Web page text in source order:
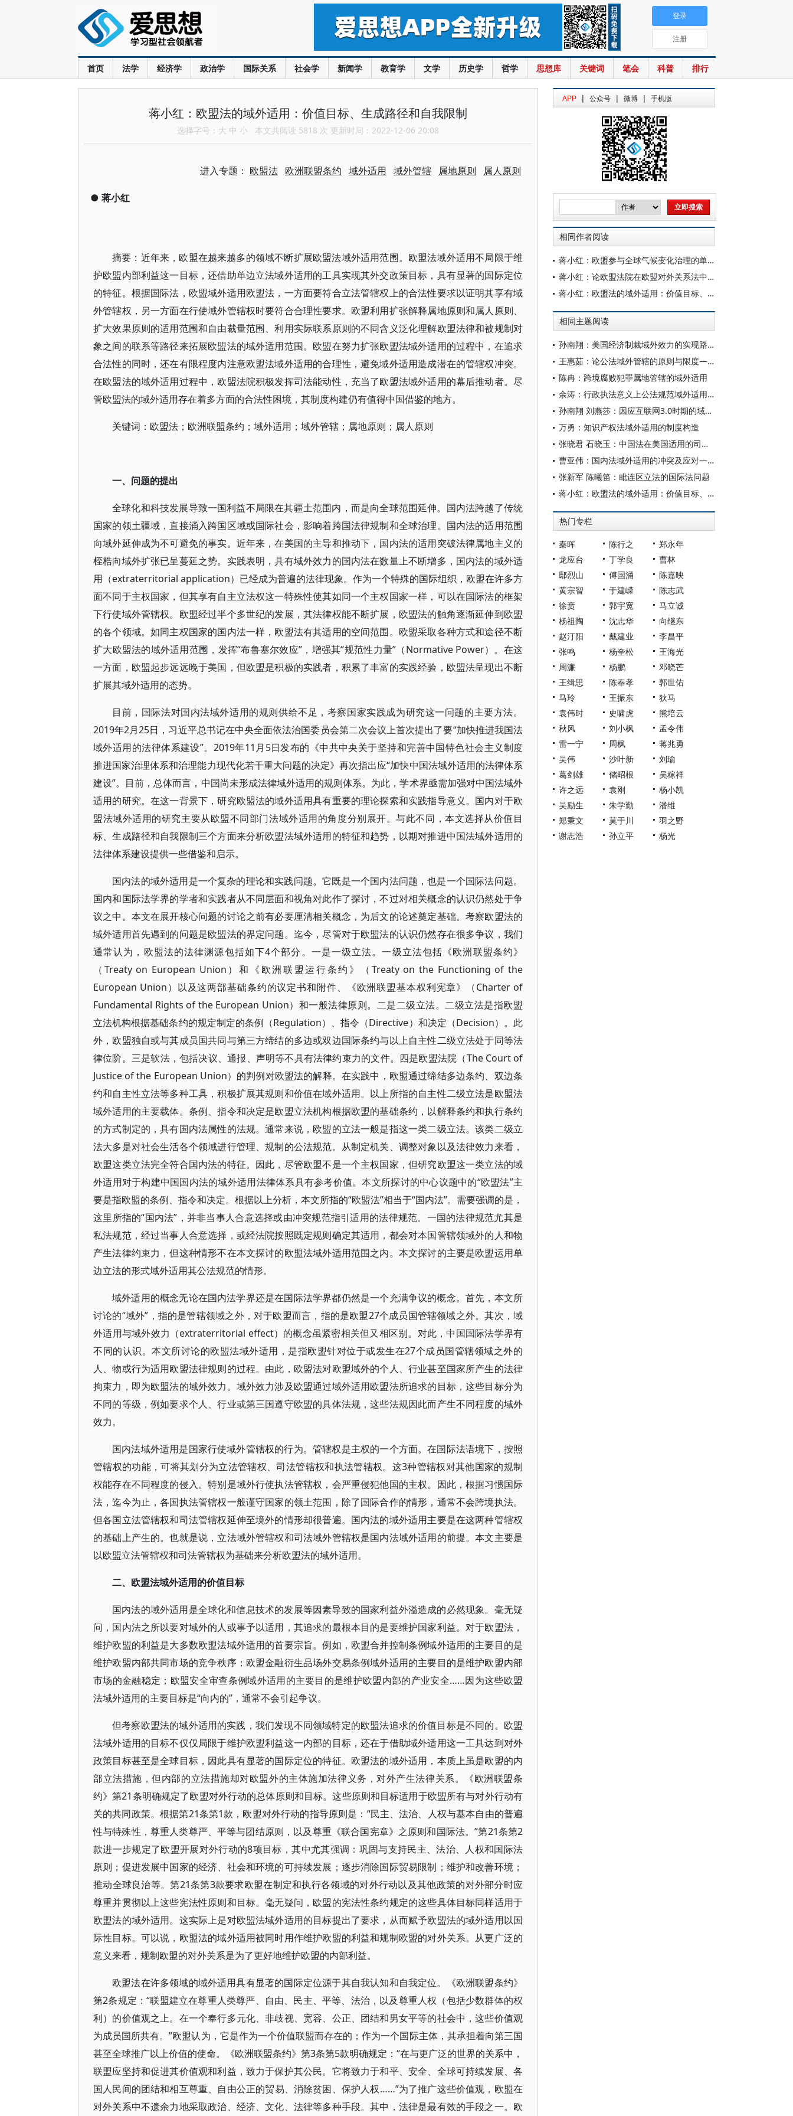
首页 法学 经济学 政治学 国际关系 社会学 新闻学 教育学 文学 历史学 哲学 思想库 关键词 笔会 科普 排行
登录
注册
蒋小红：欧盟法的域外适用：价值目标、生成路径和自我限制
选择字号： 大 中 小 本文共阅读 5818 次 更新时间：2022-12-06 20:08
进入专题： 欧盟法 欧洲联盟条约 域外适用 域外管辖 属地原则 属人原则
● 蒋小红
摘要：近年来，欧盟在越来越多的领域不断扩展欧盟法域外适用范围。欧盟法域外适用不局限于维
护欧盟内部利益这一目标，还借助单边立法域外适用的工具实现其外交政策目标，具有显著的国际定位
的特征。根据国际法，欧盟域外适用欧盟法，一方面要符合立法管辖权上的合法性要求以证明其享有域
外管辖权，另一方面在行使域外管辖权时要符合合理性要求。欧盟利用扩张解释属地原则和属人原则、
扩大效果原则的适用范围和自由裁量范围、利用实际联系原则的不同含义泛化理解欧盟法律和被规制对
象之间的联系等路径来拓展欧盟法的域外适用范围。欧盟在努力扩张欧盟法域外适用的过程中，在追求
合法性的同时，还在有限程度内注意欧盟法域外适用的合理性，避免域外适用造成潜在的管辖权冲突。
在欧盟法的域外适用过程中，欧盟法院积极发挥司法能动性，充当了欧盟法域外适用的幕后推动者。尽
管欧盟法的域外适用存在着多方面的合法性困境，其制度构建仍有值得中国借鉴的地方。
关键词：欧盟法；欧洲联盟条约；域外适用；域外管辖；属地原则；属人原则
一、问题的提出
全球化和科技发展导致一国利益不局限在其疆土范围内，而是向全球范围延伸。国内法跨越了传统
国家的领土疆域，直接涌入跨国区域或国际社会，影响着跨国法律规制和全球治理。国内法的适用范围
向域外延伸成为不可避免的事实。近年来，在美国的主导和推动下，国内法的适用突破法律属地主义的
桎梏向域外扩张已呈蔓延之势。实践表明，具有域外效力的国内法在数量上不断增多，国内法的域外适
用（extraterritorial application）已经成为普遍的法律现象。作为一个特殊的国际组织，欧盟在许多方
面不同于主权国家，但其享有自主立法权这一特殊性使其如同一个主权国家一样，可以在国际法的框架
下行使域外管辖权。欧盟经过半个多世纪的发展，其法律权能不断扩展，欧盟法的触角逐渐延伸到欧盟
的各个领域。如同主权国家的国内法一样，欧盟法有其适用的空间范围。欧盟采取各种方式和途径不断
扩大欧盟法的域外适用范围，发挥“布鲁塞尔效应”，增强其“规范性力量”（Normative Power）。在这
一方面，欧盟起步远远晚于美国，但欧盟是积极的实践者，积累了丰富的实践经验，欧盟法呈现出不断
扩展其域外适用的态势。
目前，国际法对国内法域外适用的规则供给不足，考察国家实践成为研究这一问题的主要方法。
2019年2月25日，习近平总书记在中央全面依法治国委员会第二次会议上首次提出了要“加快推进我国法
域外适用的法律体系建设”。2019年11月5日发布的《中共中央关于坚持和完善中国特色社会主义制度
推进国家治理体系和治理能力现代化若干重大问题的决定》再次指出应“加快中国法域外适用的法律体系
建设”。目前，总体而言，中国尚未形成法律域外适用的规则体系。为此，学术界亟需加强对中国法域外
适用的研究。在这一背景下，研究欧盟法的域外适用具有重要的理论探索和实践指导意义。国内对于欧
盟法域外适用的研究主要从欧盟不同部门法域外适用的角度分别展开。与此不同，本文选择从价值目
标、生成路径和自我限制三个方面来分析欧盟法域外适用的特征和趋势，以期对推进中国法域外适用的
法律体系建设提供一些借鉴和启示。
国内法的域外适用是一个复杂的理论和实践问题。它既是一个国内法问题，也是一个国际法问题。
国内和国际法学界的学者和实践者从不同层面和视角对此作了探讨，不过对相关概念的认识仍然处于争
议之中。本文在展开核心问题的讨论之前有必要厘清相关概念，为后文的论述奠定基础。考察欧盟法的
域外适用首先遇到的问题是欧盟法的界定问题。迄今，尽管对于欧盟法的认识仍然存在很多争议，我们
通常认为，欧盟法的法律渊源包括如下4个部分。一是一级立法。一级立法包括《欧洲联盟条约》
（Treaty on European Union）和《欧洲联盟运行条约》（Treaty on the Functioning of the
European Union）以及这两部基础条约的议定书和附件、《欧洲联盟基本权利宪章》（Charter of
Fundamental Rights of the European Union）和一般法律原则。二是二级立法。二级立法是指欧盟
立法机构根据基础条约的规定制定的条例（Regulation）、指令（Directive）和决定（Decision）。此
外，欧盟独自或与其成员国共同与第三方缔结的多边或双边国际条约与以上自主性二级立法处于同等法
律位阶。三是软法，包括决议、通报、声明等不具有法律约束力的文件。四是欧盟法院（The Court of
Justice of the European Union）的判例对欧盟法的解释。在实践中，欧盟通过缔结多边条约、双边条
约和自主性立法等多种工具，积极扩展其规则和价值在域外适用。以上所指的自主性二级立法是欧盟法
域外适用的主要载体。条例、指令和决定是欧盟立法机构根据欧盟的基础条约，以解释条约和执行条约
的方式制定的，具有国内法属性的法规。通常来说，欧盟的立法一般是指这一类二级立法。该类二级立
法大多是对社会生活各个领域进行管理、规制的公法规范。从制定机关、调整对象以及法律效力来看，
欧盟这类立法完全符合国内法的特征。因此，尽管欧盟不是一个主权国家，但研究欧盟这一类立法的域
外适用对于构建中国国内法的域外适用法律体系具有参考价值。本文所探讨的中心议题中的“欧盟法”主
要是指欧盟的条例、指令和决定。根据以上分析，本文所指的“欧盟法”相当于“国内法”。需要强调的是，
这里所指的“国内法”，并非当事人合意选择或由冲突规范指引适用的法律规范。一国的法律规范尤其是
私法规范，经过当事人合意选择，或经法院按照既定规则确定其适用，都会对本国管辖领域外的人和物
产生法律约束力，但这种情形不在本文探讨的欧盟法域外适用范围之内。本文探讨的主要是欧盟运用单
边立法的形式域外适用其公法规范的情形。
域外适用的概念无论在国内法学界还是在国际法学界都仍然是一个充满争议的概念。首先，本文所
讨论的“域外”，指的是管辖领域之外，对于欧盟而言，指的是欧盟27个成员国管辖领域之外。其次，域
外适用与域外效力（extraterritorial effect）的概念虽紧密相关但又相区别。对此，中国国际法学界有
不同的认识。本文所讨论的欧盟法域外适用，是指欧盟针对位于或发生在27个成员国管辖领域之外的
人、物或行为适用欧盟法律规则的过程。由此，欧盟法对欧盟域外的个人、行业甚至国家所产生的法律
拘束力，即为欧盟法的域外效力。域外效力涉及欧盟通过域外适用欧盟法所追求的目标，这些目标分为
不同的等级，例如要求个人、行业或第三国遵守欧盟的具体法规，这些法规因此而产生不同程度的域外
效力。
国内法域外适用是国家行使域外管辖权的行为。管辖权是主权的一个方面。在国际法语境下，按照
管辖权的功能，可将其划分为立法管辖权、司法管辖权和执法管辖权。这3种管辖权对其他国家的规制
权能存在不同程度的侵入。特别是域外行使执法管辖权，会严重侵犯他国的主权。因此，根据习惯国际
法，迄今为止，各国执法管辖权一般谨守国家的领土范围，除了国际合作的情形，通常不会跨境执法。
但各国立法管辖权和司法管辖权延伸至境外的情形却很普遍。国内法的域外适用主要是在这两种管辖权
的基础上产生的。也就是说，立法域外管辖权和司法域外管辖权是国内法域外适用的前提。本文主要是
以欧盟立法管辖权和司法管辖权为基础来分析欧盟法的域外适用。
二、欧盟法域外适用的价值目标
国内法的域外适用是全球化和信息技术的发展等因素导致的国家利益外溢造成的必然现象。毫无疑
问，国内法之所以要对域外的人或事予以适用，其追求的最根本目的是要维护国家利益。对于欧盟法，
维护欧盟的利益是大多数欧盟法域外适用的首要宗旨。例如，欧盟合并控制条例域外适用的主要目的是
维护欧盟内部共同市场的竞争秩序；欧盟金融衍生品场外交易条例域外适用的主要目的是维护欧盟内部
市场的金融稳定；欧盟安全审查条例域外适用的主要目的是维护欧盟内部的产业安全……因为这些欧盟
法域外适用的主要目标是“向内的”，通常不会引起争议。
但考察欧盟法的域外适用的实践，我们发现不同领域特定的欧盟法追求的价值目标是不同的。欧盟
法域外适用的目标不仅仅局限于维护欧盟利益这一内部的目标，还在于借助域外适用这一工具达到对外
政策目标甚至是全球目标，因此具有显著的国际定位的特征。欧盟法的域外适用，本质上虽是欧盟的内
部立法措施，但内部的立法措施却对欧盟外的主体施加法律义务，对外产生法律关系。《欧洲联盟条
约》第21条明确规定了欧盟对外行动的总体原则和目标。这些原则和目标适用于欧盟所有与对外行动有
关的共同政策。根据第21条第1款，欧盟对外行动的指导原则是：“民主、法治、人权与基本自由的普遍
性与特殊性，尊重人类尊严、平等与团结原则，以及尊重《联合国宪章》之原则和国际法。”第21条第2
款进一步规定了欧盟开展对外行动的8项目标，其中尤其强调：巩固与支持民主、法治、人权和国际法
原则；促进发展中国家的经济、社会和环境的可持续发展；逐步消除国际贸易限制；维护和改善环境；
推动全球良治等。第21条第3款要求欧盟在制定和执行各领域的对外行动以及其他政策的对外部分时应
尊重并贯彻以上这些宪法性原则和目标。毫无疑问，欧盟的宪法性条约规定的这些具体目标同样适用于
欧盟法的域外适用。这实际上是对欧盟法域外适用的目标提出了要求，从而赋予欧盟法的域外适用以国
际性目标。可以说，欧盟法的域外适用被同时用作维护欧盟的利益和规制欧盟的对外关系。从更广泛的
意义来看，规制欧盟的对外关系是为了更好地维护欧盟的内部利益。
欧盟法在许多领域的域外适用具有显著的国际定位源于其自我认知和自我定位。《欧洲联盟条约》
第2条规定：“联盟建立在尊重人类尊严、自由、民主、平等、法治，以及尊重人权（包括少数群体的权
利）的价值观之上。在一个奉行多元化、非歧视、宽容、公正、团结和男女平等的社会中，这些价值观
为成员国所共有。”欧盟认为，它是作为一个价值联盟而存在的；作为一个国际主体，其承担着向第三国
甚至全球推广以上价值的使命。《欧洲联盟条约》第3条第5款明确规定：“在与更广泛的世界的关系中，
联盟应坚持和促进其价值观和利益，致力于保护其公民。它将致力于和平、安全、全球可持续发展、各
国人民间的团结和相互尊重、自由公正的贸易、消除贫困、保护人权……”为了推广这些价值观，欧盟在
对外关系中不遗余力地采取政治、经济、文化、法律等多种手段。其中，法律是最有效的手段之一。欧
APP | 公众号 | 微博 | 手机版
相同作者阅读
蒋小红：欧盟参与全球气候变化治理的单边趋向
蒋小红：论欧盟法院在欧盟对外关系法中的作用
蒋小红：欧盟法的域外适用：价值目标、生成路径和自我限制
相同主题阅读
孙南翔：美国经济制裁域外效力的实现路径与法律应对
王惠茹：论公法域外管辖的原则与限度——以美国出口管制法为切入
陈冉：跨境腐败犯罪属地管辖的域外适用
余涛：行政执法意义上公法规范域外适用制度的逻辑展开
孙南翔 刘燕莎：因应互联网3.0时期的域外管辖：历史演进与中国方案
万勇：知识产权法域外适用的制度构造
张晓君 石晓玉：中国法在美国适用的司法实践与对策
曹亚伟：国内法域外适用的冲突及应对——基于国际造法的国家本位解释
张新军 陈曦笛：毗连区立法的国际法问题
蒋小红：欧盟法的域外适用：价值目标、生成路径和自我限制
热门专栏
秦晖 陈行之
郑永年
龙应台
丁学良
曹林
鄢烈山
傅国涌
陈嘉映
黄宗智
于建嵘
陈志武
徐贲
郭宇宽
马立诚
杨祖陶
沈志华
向继东
赵汀阳
戴建业
李昌平
张鸣
杨奎松
王海光
周濂
杨鹏
邓晓芒
王缉思
陈奉孝
郭世佑
马玲
王振东
狄马
袁伟时
史啸虎
熊培云
秋风
刘小枫
孟令伟
雷一宁
周枫
蒋兆勇
吴伟
沙叶新
刘瑜
葛剑雄
储昭根
吴稼祥
许之远
袁刚
杨小凯
吴励生
朱学勤
潘维
郑秉文
莫于川
羽之野
谢志浩
孙立平 杨光